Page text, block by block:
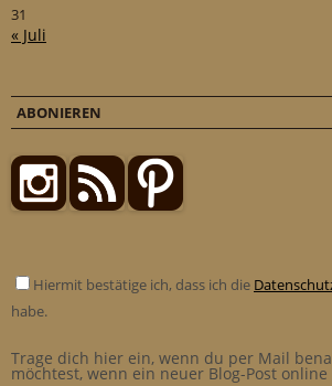
31
« Juli
ABONIEREN
Hiermit bestätige ich, dass ich die
habe.
Trage dich hier ein, wenn du per Mail
möchtest, wenn ein neuer Blog-Post online